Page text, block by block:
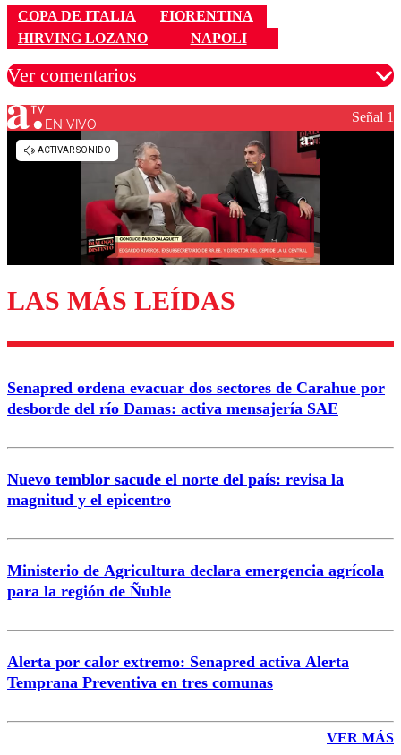
COPA DE ITALIA
FIORENTINA
HIRVING LOZANO
NAPOLI
Ver comentarios
Los comentarios son moderados para garantizar un
diálogo respetuoso.
Enviar comentario
EN VIVO Señal 1
LAS MÁS LEÍDAS
Senapred ordena evacuar dos sectores de Carahue por
desborde del río Damas: activa mensajería SAE
Nuevo temblor sacude el norte del país: revisa la
magnitud y el epicentro
Ministerio de Agricultura declara emergencia agrícola
para la región de Ñuble
Alerta por calor extremo: Senapred activa Alerta
Temprana Preventiva en tres comunas
VER MÁS